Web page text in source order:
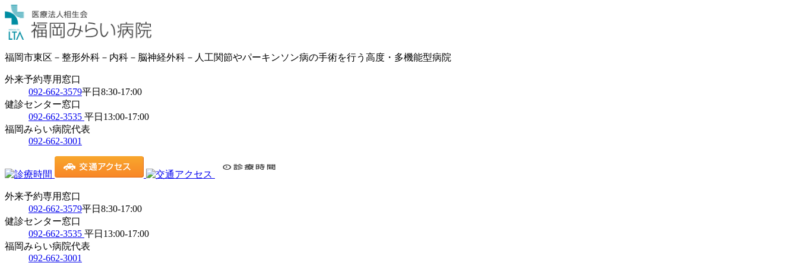
福岡市東区－整形外科－内科－脳神経外科－人工関節やパーキンソン病の手術を行う高度・多機能型病院
外来予約専用窓口
092-662-3579平日8:30-17:00
健診センター窓口
092-662-3535 平日13:00-17:00
福岡みらい病院代表
092-662-3001
外来予約専用窓口
092-662-3579平日8:30-17:00
健診センター窓口
092-662-3535 平日13:00-17:00
福岡みらい病院代表
092-662-3001